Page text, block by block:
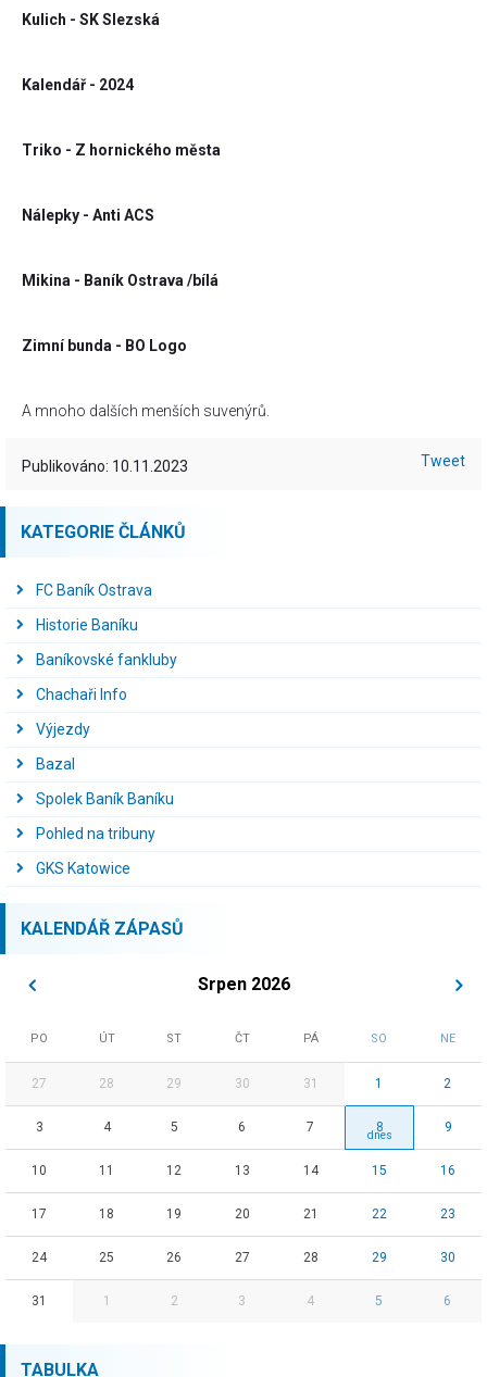
Kulich - SK Slezská
Kalendář - 2024
Triko - Z hornického města
Nálepky - Anti ACS
Mikina - Baník Ostrava /bílá
Zimní bunda - BO Logo
A mnoho dalších menších suvenýrů.
Publikováno: 10.11.2023 Tweet
KATEGORIE ČLÁNKŮ
FC Baník Ostrava
Historie Baníku
Baníkovské fankluby
Chachaři Info
Výjezdy
Bazal
Spolek Baník Baníku
Pohled na tribuny
GKS Katowice
KALENDÁŘ ZÁPASŮ
Srpen 2026
PO ÚT ST ČT PÁ SO NE
27 28 29 30 31 1 2
3 4 5 6 7 8 9
10 11 12 13 14 15 16
17 18 19 20 21 22 23
24 25 26 27 28 29 30
31 1 2 3 4 5 6
TABULKA